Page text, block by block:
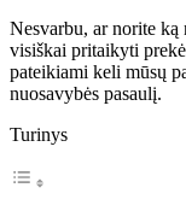
Nesvarbu, ar norite
visiškai pritaikyti
pateikiami keli mūsų
nuosavybės pasaulį.
Turinys